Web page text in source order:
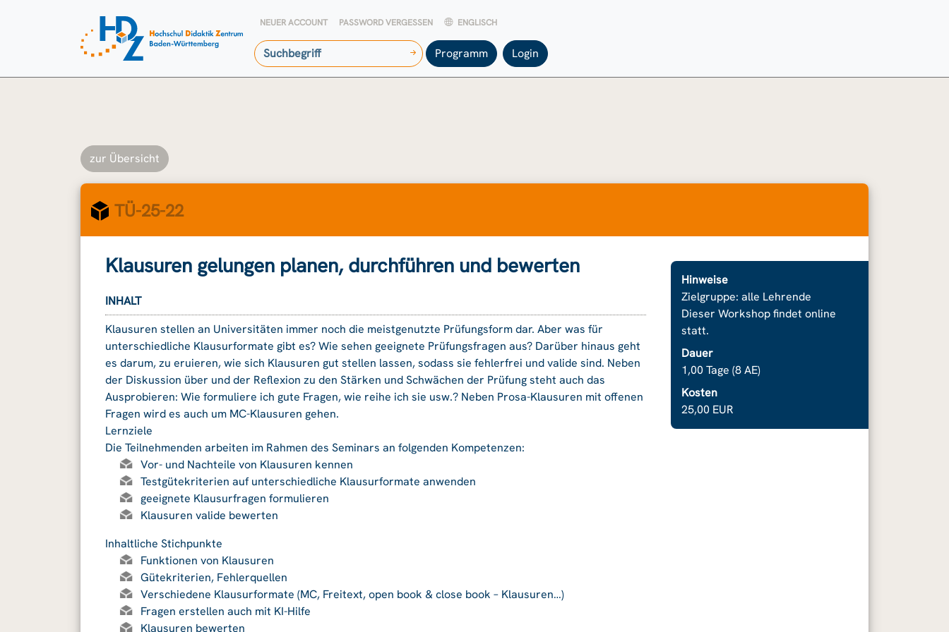
NEUER ACCOUNT PASSWORD VERGESSEN ENGLISCH
Programm Login
zur Übersicht
TÜ-25-22
Klausuren gelungen planen, durchführen und bewerten
INHALT
Klausuren stellen an Universitäten immer noch die meistgenutzte Prüfungsform dar. Aber was für
unterschiedliche Klausurformate gibt es? Wie sehen geeignete Prüfungsfragen aus? Darüber hinaus geht
es darum, zu eruieren, wie sich Klausuren gut stellen lassen, sodass sie fehlerfrei und valide sind. Neben
der Diskussion über und der Reflexion zu den Stärken und Schwächen der Prüfung steht auch das
Ausprobieren: Wie formuliere ich gute Fragen, wie reihe ich sie usw.? Neben Prosa-Klausuren mit offenen
Fragen wird es auch um MC-Klausuren gehen.
Lernziele
Die Teilnehmenden arbeiten im Rahmen des Seminars an folgenden Kompetenzen:
Vor- und Nachteile von Klausuren kennen
Testgütekriterien auf unterschiedliche Klausurformate anwenden
geeignete Klausurfragen formulieren
Klausuren valide bewerten
Inhaltliche Stichpunkte
Funktionen von Klausuren
Gütekriterien, Fehlerquellen
Verschiedene Klausurformate (MC, Freitext, open book & close book – Klausuren…)
Fragen erstellen auch mit KI-Hilfe
Klausuren bewerten
Hinweise
Zielgruppe: alle Lehrende
Dieser Workshop findet online
statt.
Dauer
1,00 Tage (8 AE)
Kosten
25,00 EUR